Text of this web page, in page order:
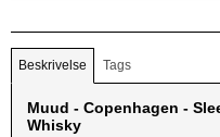
Beskrivelse Tags
Muud - Copenhagen -
Whisky